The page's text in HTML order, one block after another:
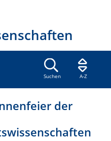
Suchen A-Z
der